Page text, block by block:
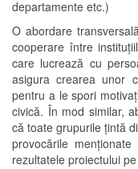
departamente etc.)
O abordare
cooperare între
care lucrează cu
asigura crearea unor
pentru a le spori
civică. În mod similar,
că toate grupurile țintă
provocările
rezultatele proiectului